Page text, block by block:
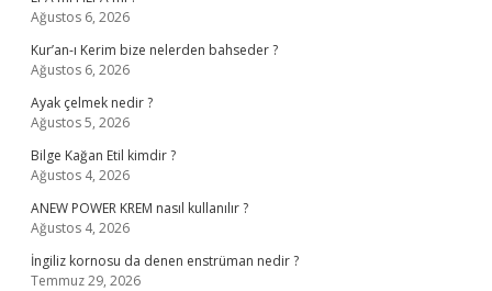
Ağustos 6, 2026
Kur’an-ı Kerim bize nelerden bahseder ?
Ağustos 6, 2026
Ayak çelmek nedir ?
Ağustos 5, 2026
Bilge Kağan Etil kimdir ?
Ağustos 4, 2026
ANEW POWER KREM nasıl kullanılır ?
Ağustos 4, 2026
İngiliz kornosu da denen enstrüman nedir ?
Temmuz 29, 2026